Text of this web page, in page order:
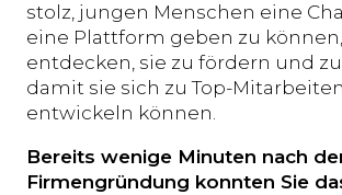
stolz, jungen Menschen eine
eine Plattform geben zu
entdecken, sie zu fördern und
damit sie sich zu Top-
entwickeln können.
Bereits wenige Minuten nach
Firmengründung konnten Sie